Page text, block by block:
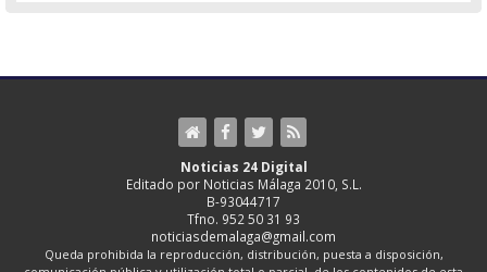
Noticias 24 Digital
Editado por Noticias Málaga 2010, S.L.
B-93044717
Tfno. 952 50 31 93
noticiasdemalaga@gmail.com
Queda prohibida la reproducción, distribución, puesta a disposición,